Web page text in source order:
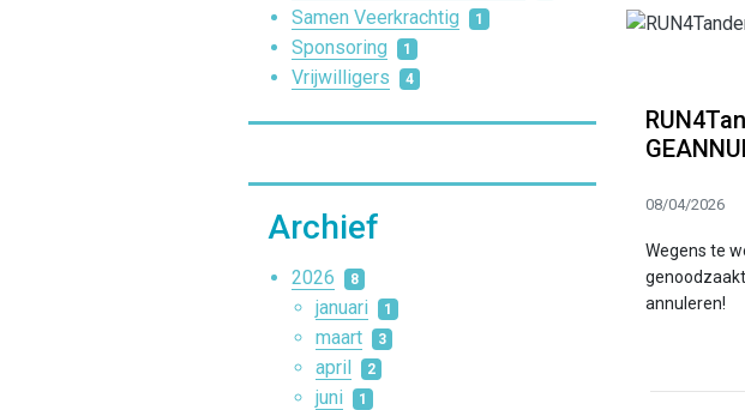
Samen Veerkrachtig 1
Sponsoring 1
Vrijwilligers 4
Archief
2026 8
januari 1
maart 3
april 2
juni 1
08/04/2026
Wegens te
annuleren!